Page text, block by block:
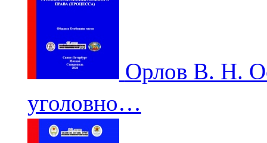
Орлов В. Н.
уголовно…